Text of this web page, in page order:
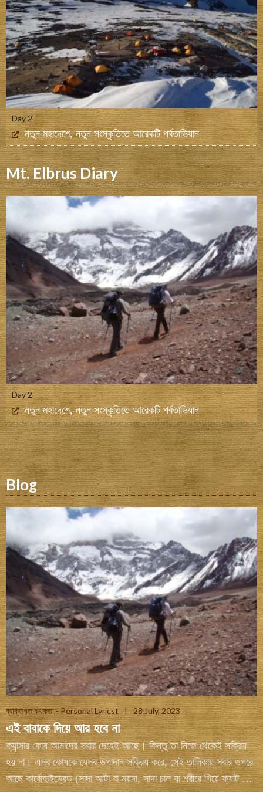
Day 2
নতুন মহাদেশে, নতুন সংস্কৃতিতে আরেকটি পর্বতাভিযান
Mt. Elbrus Diary
Day 2
নতুন মহাদেশে, নতুন সংস্কৃতিতে আরেকটি পর্বতাভিযান
Blog
ব্যক্তিগত কথকতা - Personal Lyricst 28 July, 2023
এই বাবাকে দিয়ে আর হবে না
ক্যান্সার কোষ আমাদের সবার দেহেই আছে। কিন্তু তা নিজে থেকেই সক্রিয়
হয় না। এসব কোষকে যেসব উপাদান সক্রিয় করে, সেই তালিকায় সবার ওপরে
আছে কার্বোহাইড্রেড (সাদা আটা বা ময়দা, সাদা চাল যা শরীরে গিয়ে ফ্যাট তৈরি